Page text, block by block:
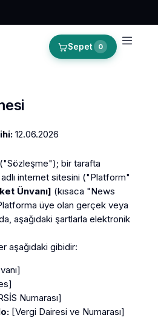
Sepet 0
12.06.2026
bir tarafta
adlı internet sitesini ("Platform"
Ünvanı] (kısaca "News
üye olan gerçek veya
aşağıdaki şartlarla elektronik
aşağıdaki gibidir:
Numarası]
[Vergi Dairesi ve Numarası]